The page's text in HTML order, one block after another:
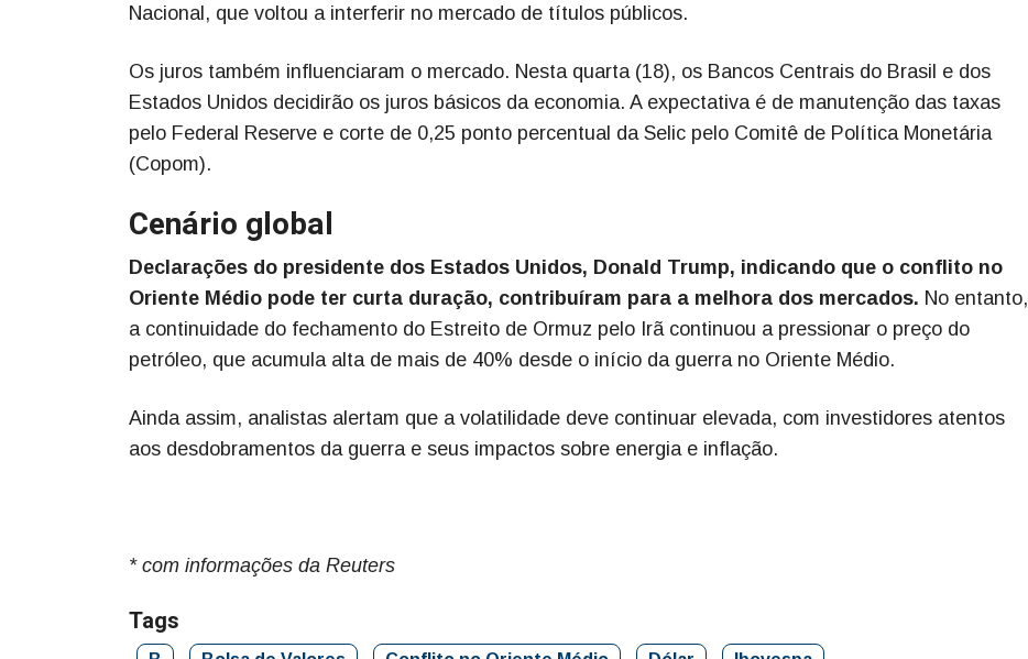
Nacional, que voltou a interferir no mercado de títulos públicos.
Os juros também influenciaram o mercado. Nesta quarta (18), os Bancos Centrais do Brasil e dos
Estados Unidos decidirão os juros básicos da economia. A expectativa é de manutenção das taxas
pelo Federal Reserve e corte de 0,25 ponto percentual da Selic pelo Comitê de Política Monetária
(Copom).
Cenário global
Declarações do presidente dos Estados Unidos, Donald Trump, indicando que o conflito no
Oriente Médio pode ter curta duração, contribuíram para a melhora dos mercados. No entanto,
a continuidade do fechamento do Estreito de Ormuz pelo Irã continuou a pressionar o preço do
petróleo, que acumula alta de mais de 40% desde o início da guerra no Oriente Médio.
Ainda assim, analistas alertam que a volatilidade deve continuar elevada, com investidores atentos
aos desdobramentos da guerra e seus impactos sobre energia e inflação.
* com informações da Reuters
Tags